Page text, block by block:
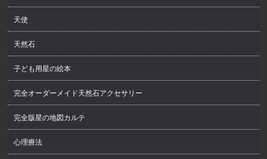
天使
天然石
子ども用星の絵本
完全オーダーメイド天然石アクセサリー
完全版星の地図カルテ
心理療法